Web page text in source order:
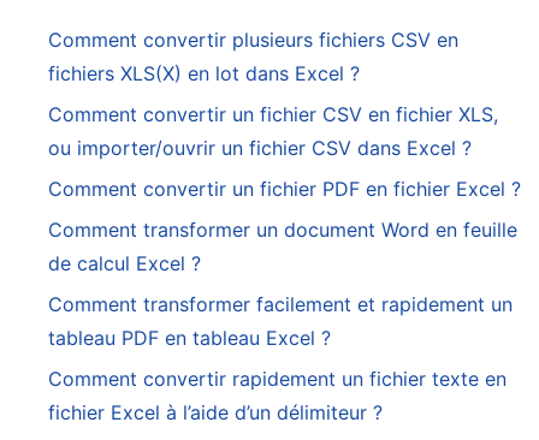
Comment convertir plusieurs fichiers CSV en
fichiers XLS(X) en lot dans Excel ?
Comment convertir un fichier CSV en fichier XLS,
ou importer/ouvrir un fichier CSV dans Excel ?
Comment convertir un fichier PDF en fichier Excel ?
Comment transformer un document Word en feuille
de calcul Excel ?
Comment transformer facilement et rapidement un
tableau PDF en tableau Excel ?
Comment convertir rapidement un fichier texte en
fichier Excel à l’aide d’un délimiteur ?